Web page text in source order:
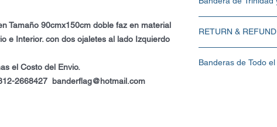
Tamaño 90cmx150cm doble faz en material
e Interior. con dos ojaletes al lado Izquierdo
el Costo del Envio.
2668427 banderflag@hotmail.com
en material 100%
Carlos Castillo :Cel-
RETURN &
No se Aceptan
Banderas de Todo